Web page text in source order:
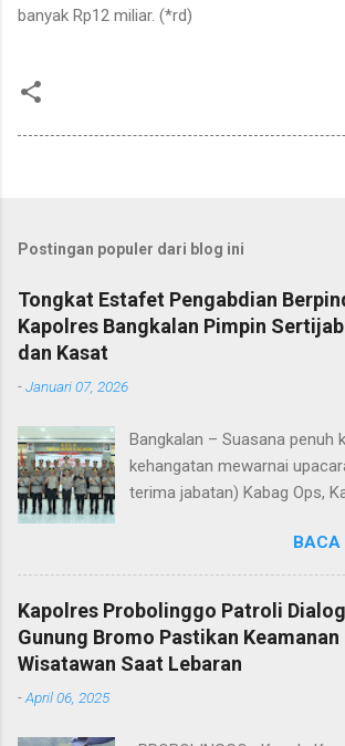
banyak Rp12 miliar. (*rd)
Postingan populer dari blog ini
Tongkat Estafet Pengabdian
Kapolres Bangkalan Pimpin
dan Kasat
-Januari 07, 2026
Bangkalan – Suasana penuh
kehangatan mewarnai
terima jabatan) Kabag Ops,
Aula Sarja Arya Racana
(07/01/2026). Upacara
momen penting bagi jajaran
bukan hanya sebagai
struktural, tetapi juga
BACA
Kapolres Probolinggo Patroli
Gunung Bromo Pastikan Keamanan
Wisatawan Saat Lebaran
-April 06, 2025